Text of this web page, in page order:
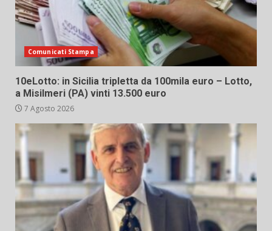
Comunicati Stampa
10eLotto: in Sicilia tripletta da 100mila euro – Lotto,
a Misilmeri (PA) vinti 13.500 euro
7 Agosto 2026